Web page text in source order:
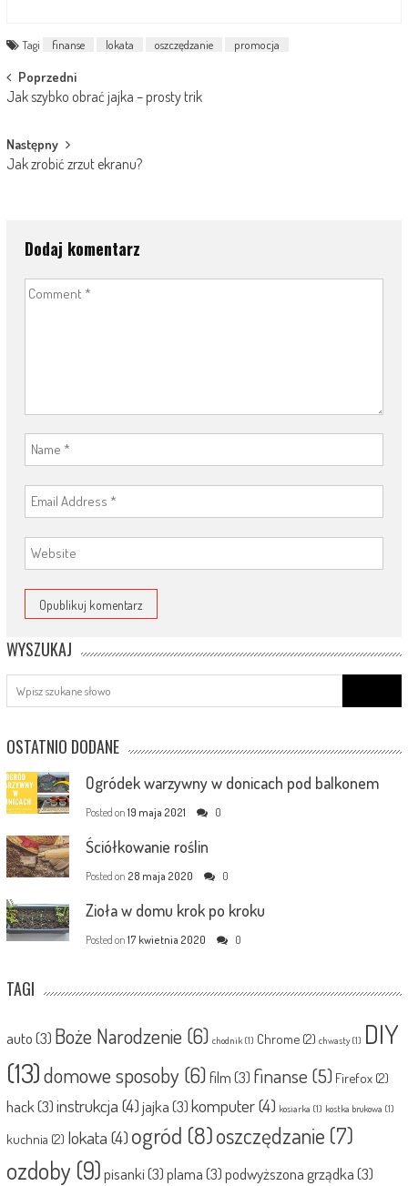
Tagi finanse lokata oszczędzanie promocja
Post
navigation
Poprzedni
Jak szybko obrać jajka – prosty trik
Następny
Jak zrobić zrzut ekranu?
Dodaj komentarz
WYSZUKAJ
OSTATNIO DODANE
Ogródek warzywny w donicach pod balkonem
Posted on 19 maja 2021 0
Ściółkowanie roślin
Posted on 28 maja 2020 0
Zioła w domu krok po kroku
Posted on 17 kwietnia 2020 0
TAGI
auto(3) Boże Narodzenie (6) chodnik(1) Chrome(2) chwasty(1) DIY
(13)domowe sposoby (6)film(3) finanse (5) Firefox(2)
hack(3)instrukcja (4)jajka(3)komputer(4) kosiarka (1) kostka brukowa (1)
kuchnia (2) lokata (4) ogród (8)oszczędzanie (7)
ozdoby (9)pisanki(3)plama(3)podwyższona grządka(3)